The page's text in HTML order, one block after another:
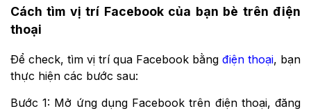
Cách tìm vị trí Facebook của bạn bè trên điện
thoại
Để check, tìm vị trí qua Facebook bằng điện thoại, bạn
thực hiện các bước sau:
Bước 1: Mở ứng dụng Facebook trên điện thoại, đăng